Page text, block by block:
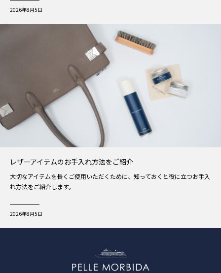
2026年8月5日
レザーアイテムのお手入れ方法をご紹介
大切なアイテムを長くご使用いただくために、知っておくと役に立つお手入
れ方法をご紹介します。
2026年8月5日